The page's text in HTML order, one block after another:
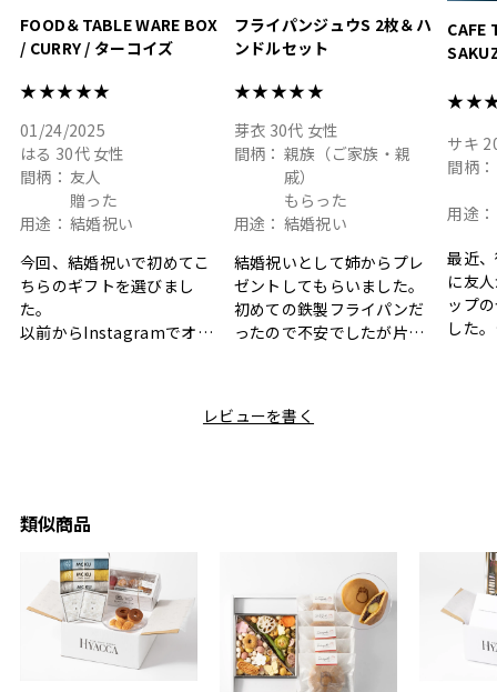
FOOD＆TABLE WARE BOX
/ CURRY / ターコイズ
★★★★★
01/24/2025
はる 30代 女性
間柄： 友人
贈った
用途： 結婚祝い
今回、結婚祝いで初めてこ
ちらのギフトを選びまし
た。
以前からInstagramでオシ
と大好きなカレーのセット
ちらも大変気に入ったと写
った時は、HYACCAギフト
を選んでよかったし他の友
人にもお勧めしたいと感じ
ました。
フライパンジュウS 2枚＆ハ
ンドルセット
★★★★★
芽衣 30代 女性
間柄： 親族（ご家族・親
戚）
もらった
用途： 結婚祝い
結婚祝いとして姉からプレ
ゼントしてもらいました。
初めての鉄製フライパンだ
ったので不安でしたが片手
利です。洗い物も減って一
CAFE
サキ
間柄：
用途：
最近
に友
ップ
した。
ヒー
す。
レビューを書く
類似商品